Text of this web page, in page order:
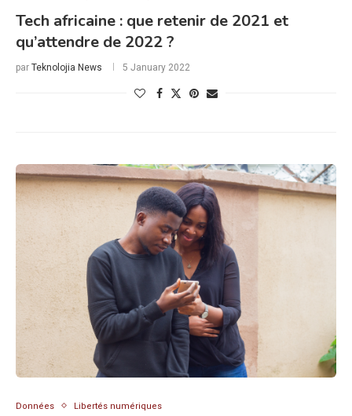
Tech africaine : que retenir de 2021 et
qu’attendre de 2022 ?
par Teknolojia News 5 January 2022
Données Libertés numériques